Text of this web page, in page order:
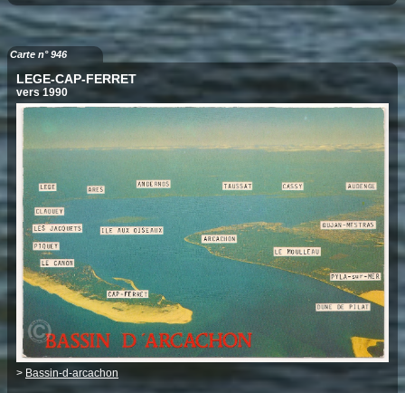
Carte n° 946
LEGE-CAP-FERRET
vers 1990
> Bassin-d-arcachon